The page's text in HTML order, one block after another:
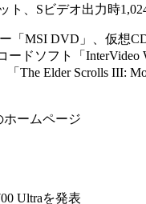
ト、Sビデオ出力時
MSI DVD」、仮想
ードソフト「InterVideo
The Elder Scrolls III:
ームページ
Ultraを発表